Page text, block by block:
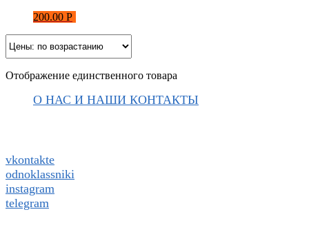
200.00 Р
Отображение единственного товара
О НАС И НАШИ КОНТАКТЫ
vkontakte
odnoklassniki
instagram
telegram